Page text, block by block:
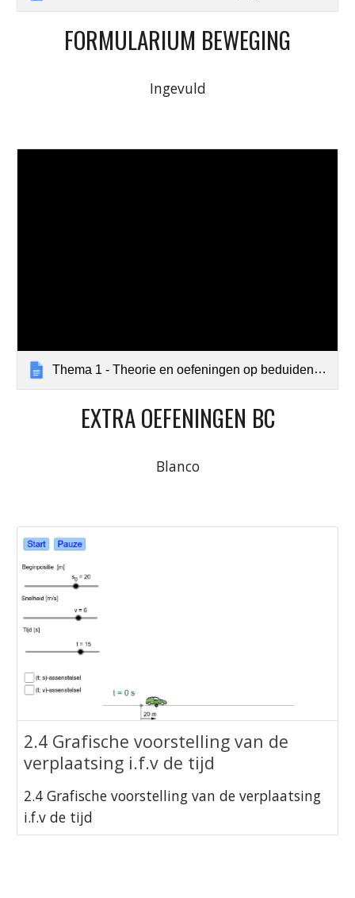
FORMULARIUM BEWEGING
Ingevuld
Thema 1 - Theorie en oefeningen op beduidende cijfers en omzettingen
EXTRA OEFENINGEN BC
Blanco
2.4 Grafische voorstelling van de
verplaatsing i.f.v de tijd
2.4 Grafische voorstelling van de verplaatsing
i.f.v de tijd